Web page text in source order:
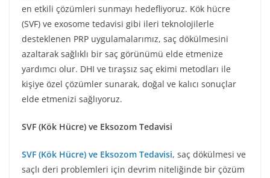
en etkili çözümleri sunmayı hedefliyoruz. Kök hücre
(SVF) ve exosome tedavisi gibi ileri teknolojilerle
desteklenen PRP uygulamalarımız, saç dökülmesini
azaltarak sağlıklı bir saç görünümü elde etmenize
yardımcı olur. DHI ve tıraşsız saç ekimi metodları ile
kişiye özel çözümler sunarak, doğal ve kalıcı sonuçlar
elde etmenizi sağlıyoruz.
SVF (Kök Hücre) ve Eksozom Tedavisi
SVF (Kök Hücre) ve Eksozom Tedavisi, saç dökülmesi ve
saçlı deri problemleri için devrim niteliğinde bir çözüm